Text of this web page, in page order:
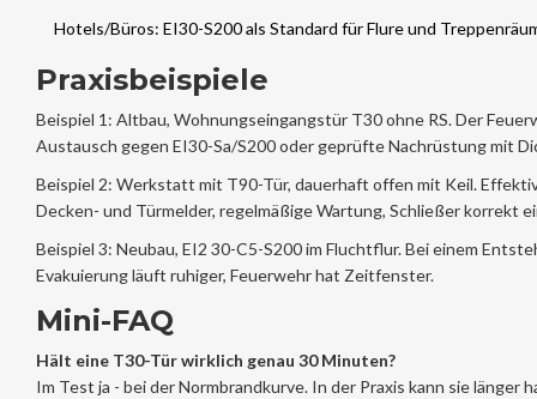
Hotels/Büros: EI30-S200 als Standard für Flure und
Praxisbeispiele
Beispiel 1: Altbau, Wohnungseingangstür T30 ohne RS. Der
Austausch gegen EI30-Sa/S200 oder geprüfte Nachrüstung mit
Beispiel 2: Werkstatt mit T90-Tür, dauerhaft offen mit Keil.
Decken- und Türmelder, regelmäßige Wartung, Schließer korrekt
Beispiel 3: Neubau, EI2 30-C5-S200 im Fluchtflur. Bei einem
Evakuierung läuft ruhiger, Feuerwehr hat Zeitfenster.
Mini-FAQ
Hält eine T30-Tür wirklich genau 30 Minuten?
Im Test ja - bei der Normbrandkurve. In der Praxis kann sie